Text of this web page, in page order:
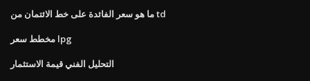
ما هو سعر الفائدة على خط الائتمان من td
مخطط سعر lpg
التحليل الفني قيمة الاستثمار